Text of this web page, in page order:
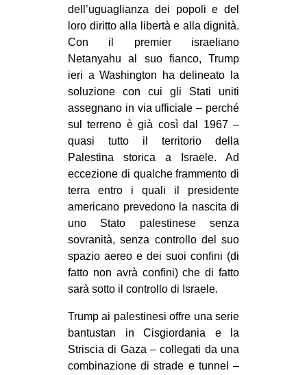
AMERICHE
ESTREMO ORIENTE
EUROPA
MEDIO ORIENTE
MONDO
EVENTI
in
Fb
tw
SEARCH
dell’uguaglianza dei popoli e del
loro diritto alla libertà e alla dignità.
Con il premier israeliano
Netanyahu al suo fianco, Trump
ieri a Washington ha delineato la
soluzione con cui gli Stati uniti
assegnano in via ufficiale – perché
sul terreno è già così dal 1967 –
quasi tutto il territorio della
Palestina storica a Israele. Ad
eccezione di qualche frammento di
terra entro i quali il presidente
americano prevedono la nascita di
uno Stato palestinese senza
sovranità, senza controllo del suo
spazio aereo e dei suoi confini (di
fatto non avrà confini) che di fatto
sarà sotto il controllo di Israele.
Trump ai palestinesi offre una serie
bantustan in Cisgiordania e la
Striscia di Gaza – collegati da una
combinazione di strade e tunnel –